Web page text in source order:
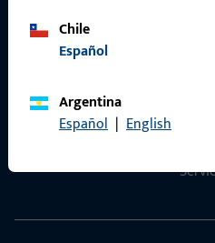
Chile
Español
Argentina
Español | English
Portal de